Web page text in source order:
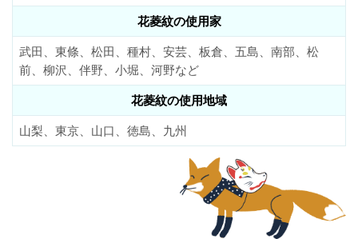
花菱紋の使用家
武田、東條、松田、種村、安芸、板倉、五島、南部、松
前、柳沢、伴野、小堀、河野など
花菱紋の使用地域
山梨、東京、山口、徳島、九州